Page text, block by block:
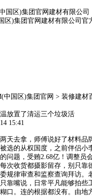
区)集团官网建材有限公司官
中国区)集团官网 > 装修建材
放置了清运三个垃圾活
15:41
去拿，师傅说好了材料品牌
选的从权国度，之前伴侣
问题，受贿2.68亿！调整员
次收货都摄影留存，别只靠
规律审查和监察查询拜访
靠嘴说，日常平凡能够拍
口。连的根据都没有。由